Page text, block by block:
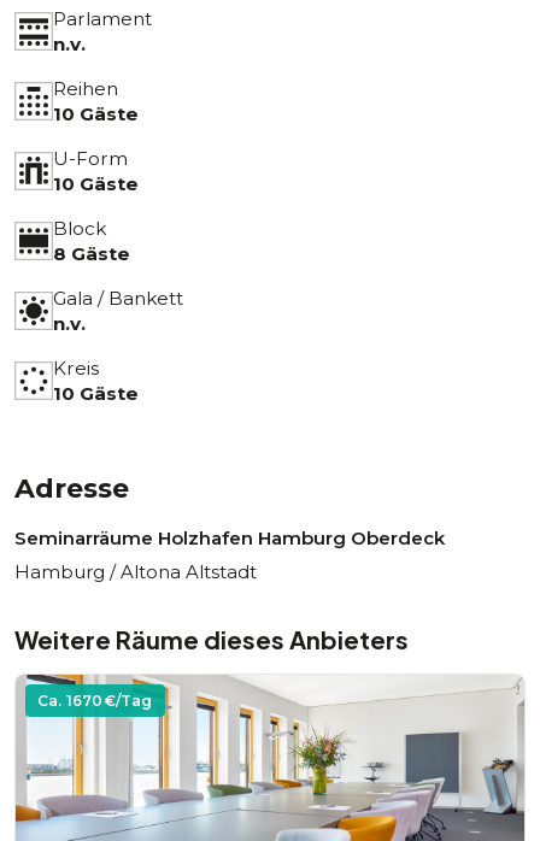
Parlament
n.v.
Reihen
10 Gäste
U-Form
10 Gäste
Block
8 Gäste
Gala / Bankett
n.v.
Kreis
10 Gäste
Adresse
Seminarräume Holzhafen Hamburg Oberdeck
Hamburg / Altona Altstadt
Weitere Räume dieses Anbieters
Ca. 1670€/Tag